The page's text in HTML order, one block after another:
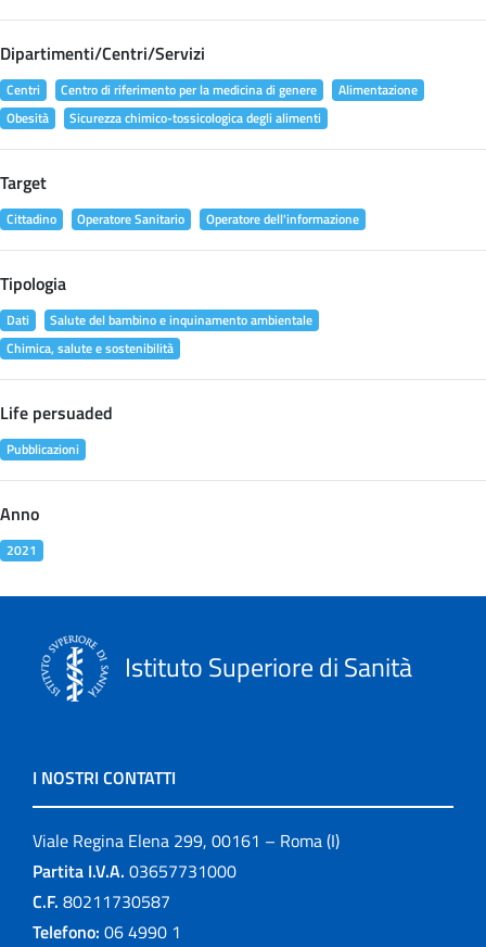
Dipartimenti/Centri/Servizi
Centri Centro di riferimento per la medicina di genere
Alimentazione
Obesità
Sicurezza chimico-tossicologica degli alimenti
Target
Cittadino Operatore Sanitario Operatore dell'informazione
Tipologia
Dati
Salute del bambino e inquinamento ambientale
Chimica, salute e sostenibilità
Life persuaded
Pubblicazioni
Anno
2021
Istituto Superiore di Sanità
I NOSTRI CONTATTI
Viale Regina Elena 299, 00161 – Roma (I)
Partita I.V.A. 03657731000
C.F. 80211730587
Telefono: 06 4990 1